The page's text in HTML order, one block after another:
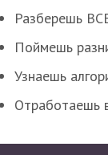
Разберешь
Поймешь
Узнаешь
Отработаешь